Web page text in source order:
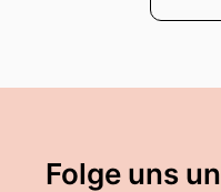
Folge uns